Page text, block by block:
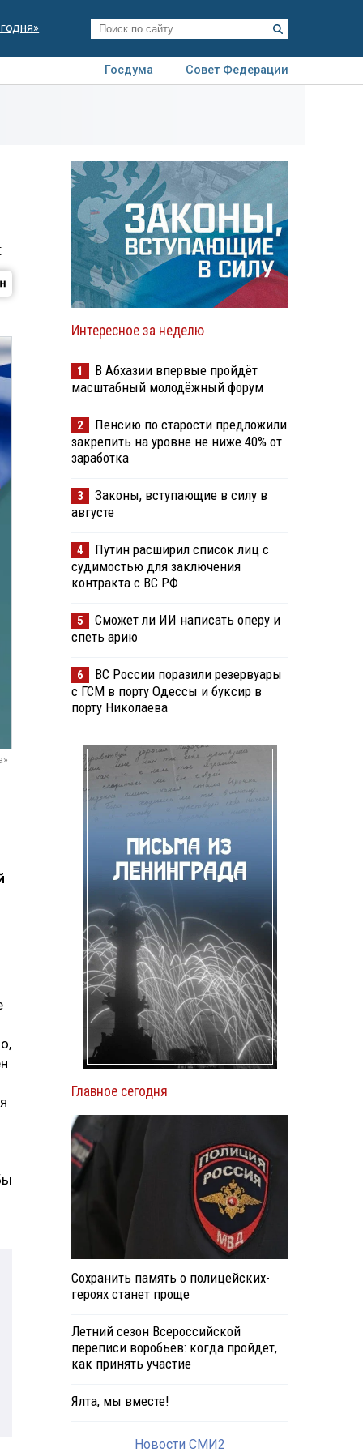
Госдума
Совет Федерации
Интересное за неделю
1
В Абхазии впервые пройдёт
масштабный молодёжный форум
2
Пенсию по старости предложили
закрепить на уровне не ниже 40% от
заработка
3
Законы, вступающие в силу в
августе
4
Путин расширил список лиц с
судимостью для заключения
контракта с ВС РФ
5
Сможет ли ИИ написать оперу и
спеть арию
6
ВС России поразили резервуары
с ГСМ в порту Одессы и буксир в
порту Николаева
Главное сегодня
Сохранить память о полицейских-
героях станет проще
Летний сезон Всероссийской
переписи воробьев: когда пройдет,
как принять участие
Ялта, мы вместе!
Новости СМИ2